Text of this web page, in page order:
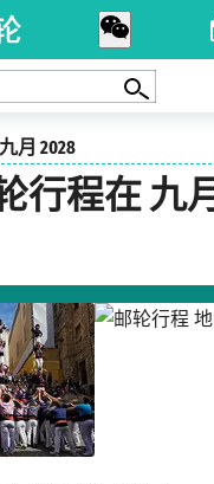
九月 2028
行程在 九